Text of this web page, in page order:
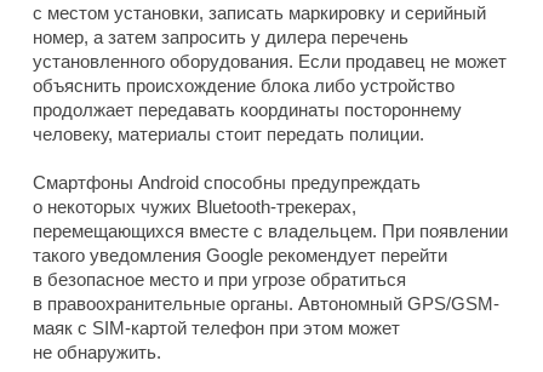
с местом установки, записать маркировку и серийный
номер, а затем запросить у дилера перечень
установленного оборудования. Если продавец не может
объяснить происхождение блока либо устройство
продолжает передавать координаты постороннему
человеку, материалы стоит передать полиции.
Смартфоны Android способны предупреждать
о некоторых чужих Bluetooth-трекерах,
перемещающихся вместе с владельцем. При появлении
такого уведомления Google рекомендует перейти
в безопасное место и при угрозе обратиться
в правоохранительные органы. Автономный GPS/GSM-
маяк с SIM-картой телефон при этом может
не обнаружить.